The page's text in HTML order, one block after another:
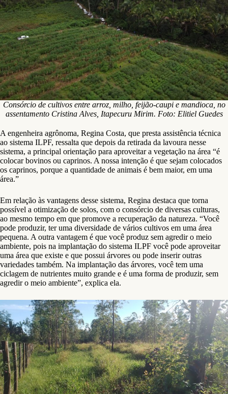
Consórcio de cultivos entre arroz, milho, feijão-caupi e mandioca, no
assentamento Cristina Alves, Itapecuru Mirim. Foto: Elitiel Guedes
A engenheira agrônoma, Regina Costa, que presta assistência técnica
ao sistema ILPF, ressalta que depois da retirada da lavoura nesse
sistema, a principal orientação para aproveitar a vegetação na área “é
colocar bovinos ou caprinos. A nossa intenção é que sejam colocados
os caprinos, porque a quantidade de animais é bem maior, em uma
área.”
Em relação às vantagens desse sistema, Regina destaca que torna
possível a otimização de solos, com o consórcio de diversas culturas,
ao mesmo tempo em que promove a recuperação da natureza. “Você
pode produzir, ter uma diversidade de vários cultivos em uma área
pequena. A outra vantagem é que você produz sem agredir o meio
ambiente, pois na implantação do sistema ILPF você pode aproveitar
uma área que existe e que possui árvores ou pode inserir outras
variedades também. Na implantação das árvores, você tem uma
ciclagem de nutrientes muito grande e é uma forma de produzir, sem
agredir o meio ambiente”, explica ela.